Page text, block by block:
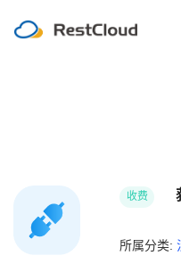
收费
所属分类: